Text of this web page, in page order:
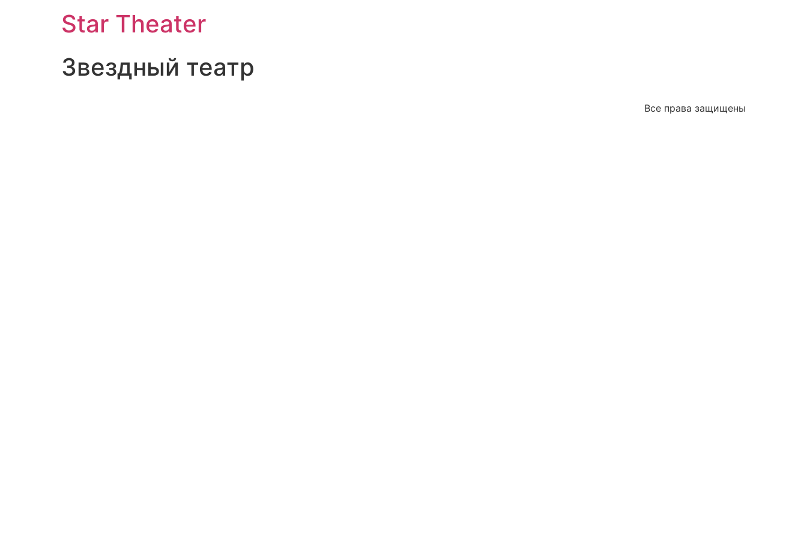
Star Theater
Звездный театр
Все права защищены